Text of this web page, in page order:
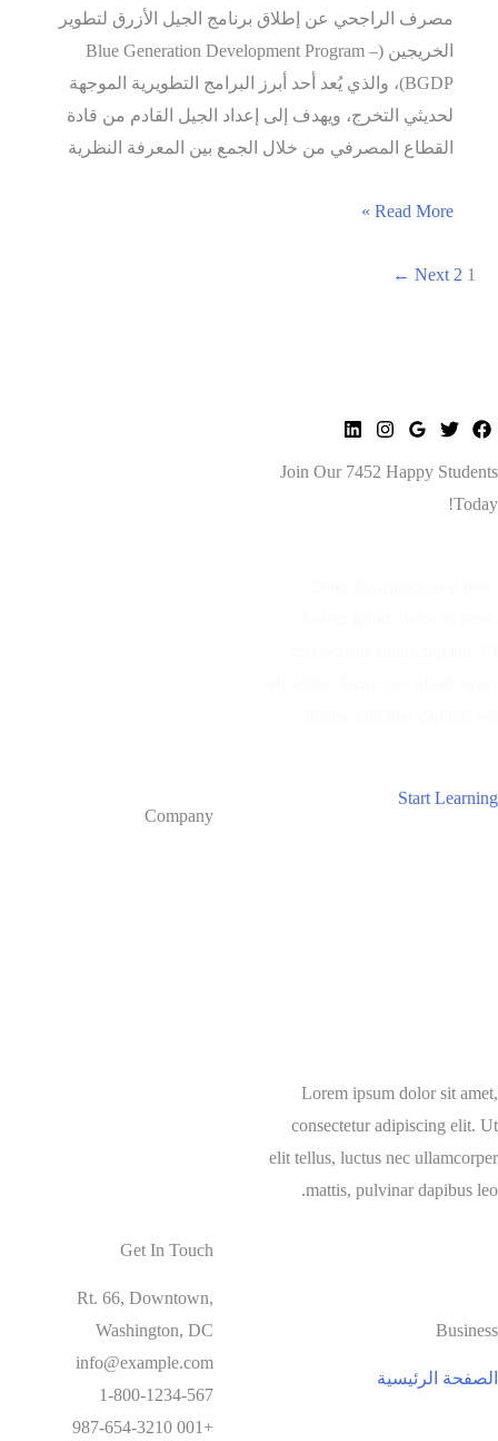
مصرف الراجحي عن إطلاق برنامج الجيل الأزرق لتطوير
الخريجين (Blue Generation Development Program –
BGDP)، والذي يُعد أحد أبرز البرامج التطويرية الموجهة
لحديثي التخرج، ويهدف إلى إعداد الجيل القادم من قادة
القطاع المصرفي من خلال الجمع بين المعرفة النظرية
مصرف
يعلن
لدعم
وتطوير
الخريجين
Read More »
1
2
Next
←
Join Our 7452 Happy Students​
Today!
Start Learning
Lorem ipsum dolor sit amet,
consectetur adipiscing elit. Ut
elit tellus, luctus nec ullamcorper
mattis, pulvinar dapibus leo.
Company
Business
الصفحة الرئيسية
Get In Touch
Rt. 66, Downtown,
Washington, DC
info@example.com​
1-800-1234-567
+001 987-654-3210